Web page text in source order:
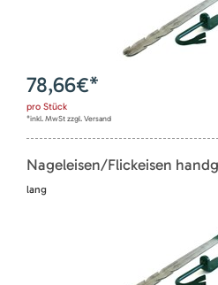
78,66€*
pro Stück
*inkl. MwSt zzgl. Versand
Nageleisen/Flickeisen
lang